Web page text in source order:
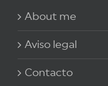
About me
Aviso legal
Contacto